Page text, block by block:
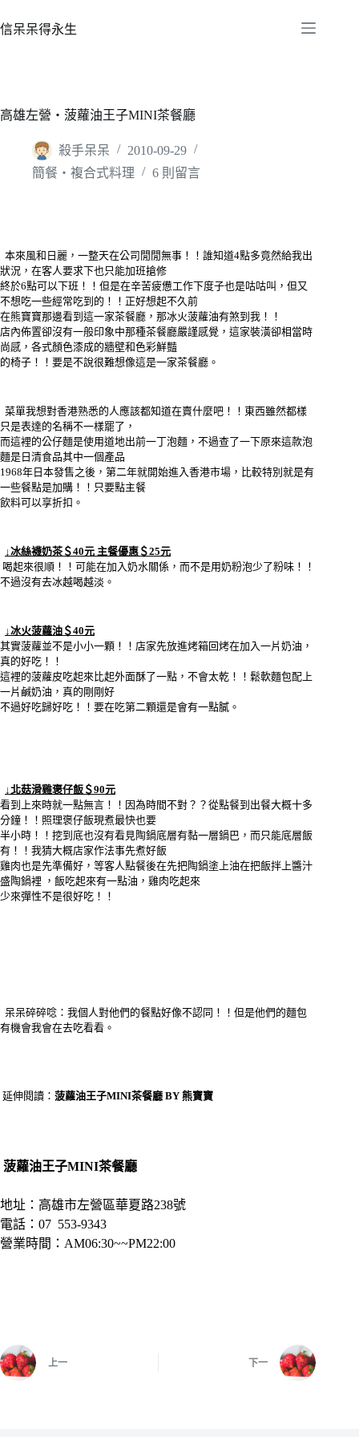
至
容
信呆呆得永生
高雄左營‧菠蘿油王子MINI茶餐廳
殺手呆呆
2010-09-29
簡餐‧複合式料理
6 則留言
本來風和日麗，一整天在公司閒閒無事！！誰知道4點多竟然給我出
狀況，在客人要求下也只能加班搶修
終於6點可以下班！！但是在辛苦疲憊工作下度子也是咕咕叫，但又
不想吃一些經常吃到的！！正好想起不久前
在熊寶寶那邊看到這一家茶餐廳，那冰火菠蘿油有煞到我！！
店內佈置卻沒有一般印象中那種茶餐廳嚴謹感覺，這家裝潢卻相當時
尚感，各式顏色漆成的牆壁和色彩鮮豔
的椅子！！要是不說很難想像這是一家茶餐廳。
菜單我想對香港熟悉的人應該都知道在賣什麼吧！！東西雖然都樣
只是表達的名稱不一樣罷了，
而這裡的公仔麵是使用道地出前一丁泡麵，不過查了一下原來這款泡
麵是日清食品其中一個產品
1968年日本發售之後，第二年就開始進入香港市場，比較特別就是有
一些餐點是加購！！只要點主餐
飲料可以享折扣。
↓冰絲襪奶茶＄40元 主餐優惠＄25元
喝起來很順！！可能在加入奶水關係，而不是用奶粉泡少了粉味！！
不過沒有去冰越喝越淡。
↓冰火菠蘿油＄40元
其實菠蘿並不是小小一顆！！店家先放進烤箱回烤在加入一片奶油，
真的好吃！！
這裡的菠蘿皮吃起來比起外面酥了一點，不會太乾！！鬆軟麵包配上
一片鹹奶油，真的剛剛好
不過好吃歸好吃！！要在吃第二顆還是會有一點膩。
↓北菇滑雞褒仔飯＄90元
看到上來時就一點無言！！因為時間不對？？從點餐到出餐大概十多
分鐘！！照理褒仔飯現煮最快也要
半小時！！挖到底也沒有看見陶鍋底層有黏一層鍋巴，而只能底層飯
有！！我猜大概店家作法事先煮好飯
雞肉也是先準備好，等客人點餐後在先把陶鍋塗上油在把飯拌上醬汁
盛陶鍋裡 ，飯吃起來有一點油，雞肉吃起來
少來彈性不是很好吃！！
呆呆碎碎唸：我個人對他們的餐點好像不認同！！但是他們的麵包
有機會我會在去吃看看。
延伸閱讀： 菠蘿油王子MINI茶餐廳 BY 熊寶寶
菠蘿油王子MINI茶餐廳
地址：高雄市左營區華夏路238號
電話：07 553-9343
營業時間：AM06:30~~PM22:00
上一 下一